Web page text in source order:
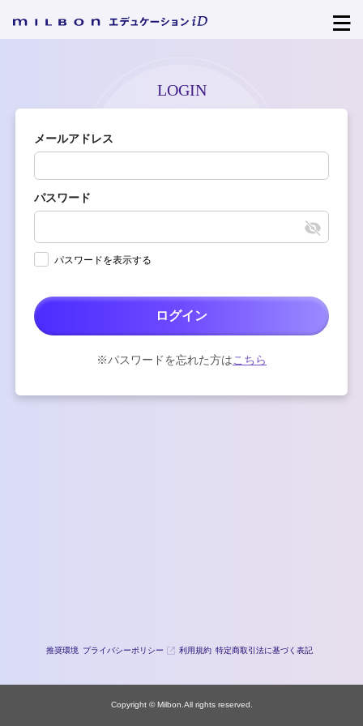
LOGIN
メールアドレス
パスワード
パスワードを表示する
ログイン
※パスワードを忘れた方はこちら
推奨環境 プライバシーポリシー 利用規約 特定商取引法に基づく表記
Copyright © Milbon.All rights reserved.